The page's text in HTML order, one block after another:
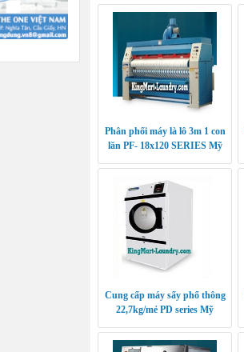
Phân phối máy là lô 3m 1 con
lăn PF- 18x120 SERIES Mỹ
Cung cấp máy sấy phổ thông
22,7kg/mẻ PD series Mỹ